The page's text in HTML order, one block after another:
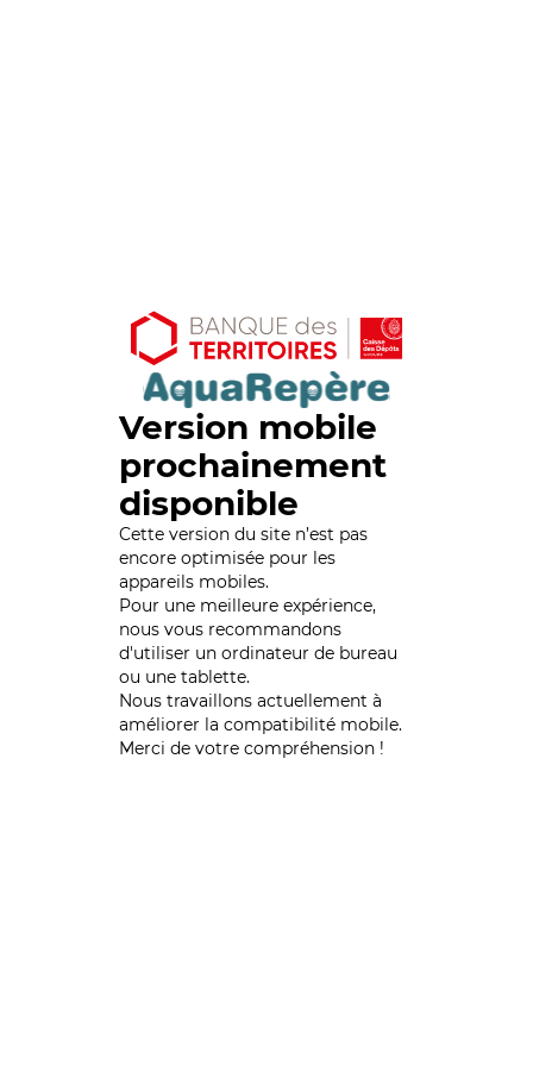
Version mobile
prochainement
disponible
Cette version du site n’est pas
encore optimisée pour les
appareils mobiles.
Pour une meilleure expérience,
nous vous recommandons
d'utiliser un ordinateur de bureau
ou une tablette.
Nous travaillons actuellement à
améliorer la compatibilité mobile.
Merci de votre compréhension !